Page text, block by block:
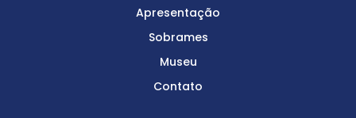
Apresentação
Sobrames
Museu
Contato